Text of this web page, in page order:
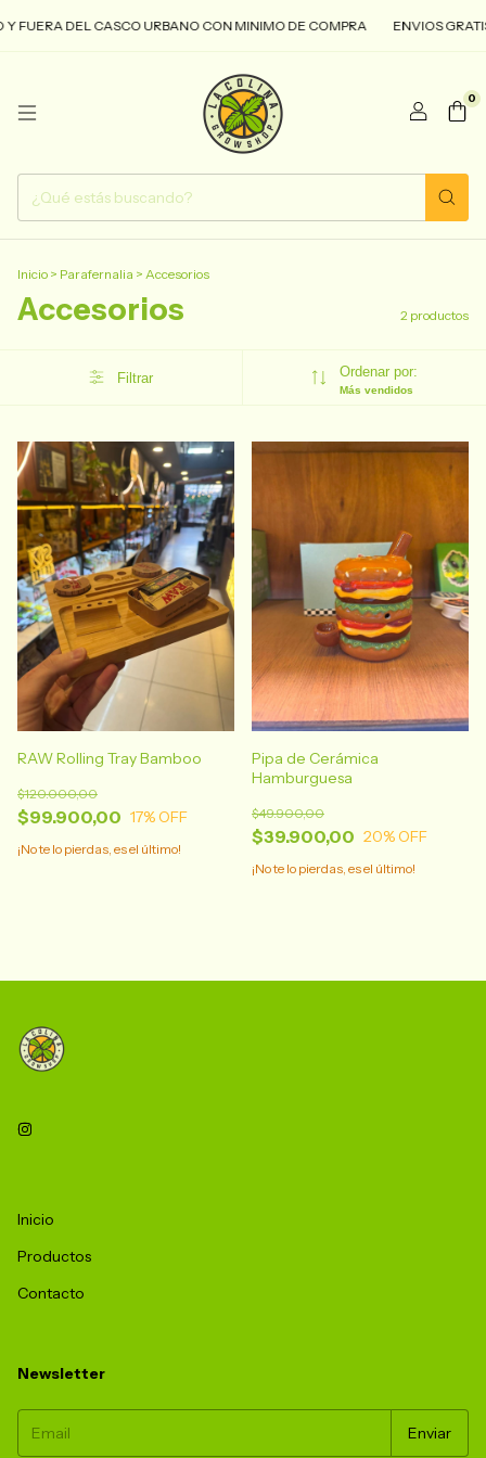
FUERA DEL CASCO URBANO CON MINIMO DE COMPRA ENVIOS
0
Inicio > Parafernalia > Accesorios
Accesorios 2 productos
Filtrar Ordenar por:
Más vendidos
RAW Rolling Tray Bamboo
$99.900,00
$120.000,00
17% OFF
¡No te lo pierdas, es el último!
Pipa de Cerámica
Hamburguesa
$39.900,00
$49.900,00
20% OFF
¡No te lo pierdas, es el último!
Inicio
Productos
Contacto
Newsletter